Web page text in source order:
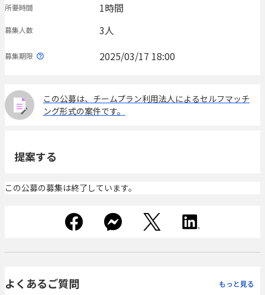
所要時間 1時間
募集人数 3人
募集期限 2025/03/17 18:00
この公募は、チームプラン利用法人によるセルフマッチ
ング形式の案件です。
提案する
この公募の募集は終了しています。
よくあるご質問 もっと見る